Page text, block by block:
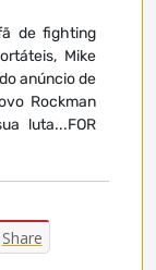
de fighting
Mike
anúncio de
Rockman
luta...FOR
Share